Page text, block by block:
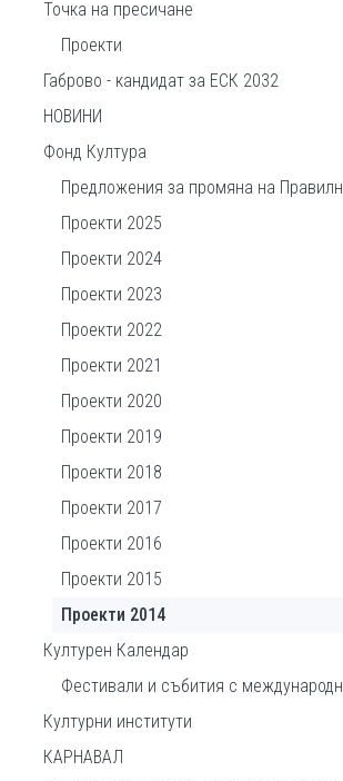
Точка на пресичане
Проекти
Габрово - кандидат за ЕСК 2032
НОВИНИ
Фонд Култура
Предложения за промяна на
Проекти 2025
Проекти 2024
Проекти 2023
Проекти 2022
Проекти 2021
Проекти 2020
Проекти 2019
Проекти 2018
Проекти 2017
Проекти 2016
Проекти 2015
Проекти 2014
Културен Календар
Фестивали и събития с
Културни институти
КАРНАВАЛ